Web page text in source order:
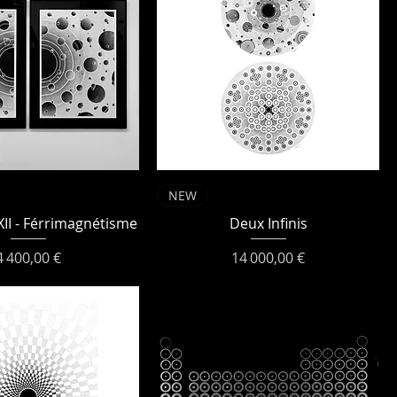
- Férrimagnétisme
400,00 €
NEW
Deux Infinis
Prix
14 000,00 €